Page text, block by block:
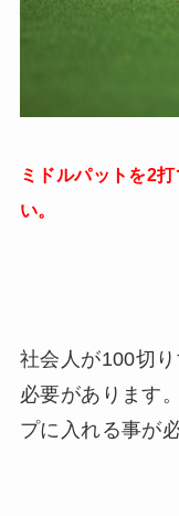
ミドルパットを2
い。
社会人が100切
必要があります
プに入れる事が